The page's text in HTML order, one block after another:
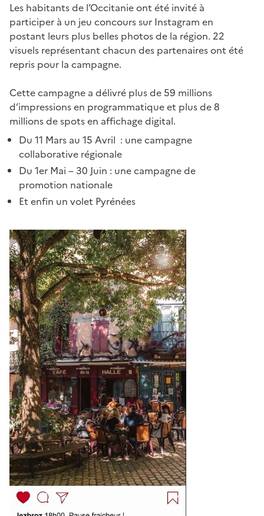
Les habitants de l’Occitanie ont été invité à
participer à un jeu concours sur Instagram en
postant leurs plus belles photos de la région. 22
visuels représentant chacun des partenaires ont été
repris pour la campagne.
Cette campagne a délivré plus de 59 millions
d’impressions en programmatique et plus de 8
millions de spots en affichage digital.
Du 11 Mars au 15 Avril : une campagne
collaborative régionale
Du 1er Mai – 30 Juin : une campagne de
promotion nationale
Et enfin un volet Pyrénées